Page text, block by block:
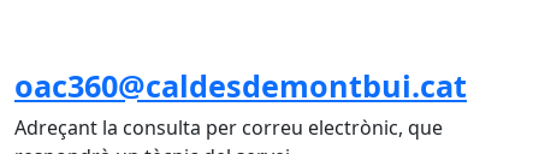
oac360@caldesdemontbui.cat
Adreçant la consulta per correu electrònic, que